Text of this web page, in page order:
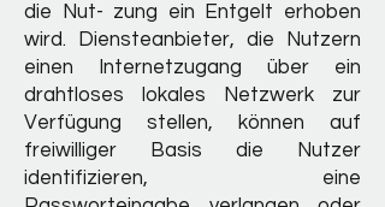
die Nut- zung ein Entgelt erhoben
wird. Diensteanbieter, die Nutzern
einen Internetzugang über ein
drahtloses lokales Netzwerk zur
Verfügung stellen, können auf
freiwilliger Basis die Nutzer
identifizieren, eine